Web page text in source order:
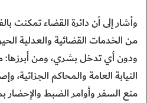
وأشار إلى أن دائرة القضاء تمكنت
من الخدمات القضائية والعدلية
ودون أي تدخل بشري، ومن أبرزها:
النيابة العامة والمحاكم الجزائية،
منع السفر وأوامر الضبط والإحضار